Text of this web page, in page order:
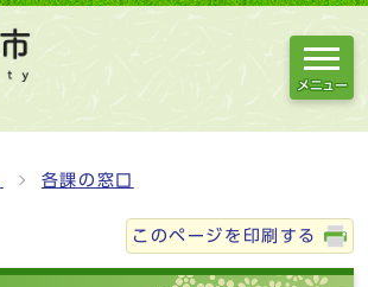
メニュー
各課の窓口
このページを印刷する